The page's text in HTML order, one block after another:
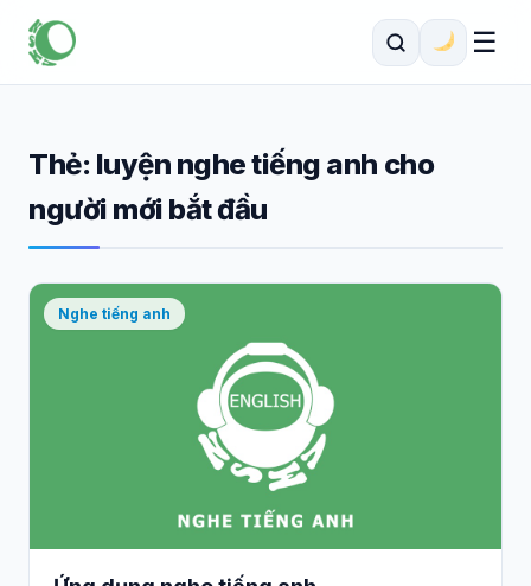
☰
Thẻ: luyện nghe tiếng anh cho
người mới bắt đầu
Nghe tiếng anh